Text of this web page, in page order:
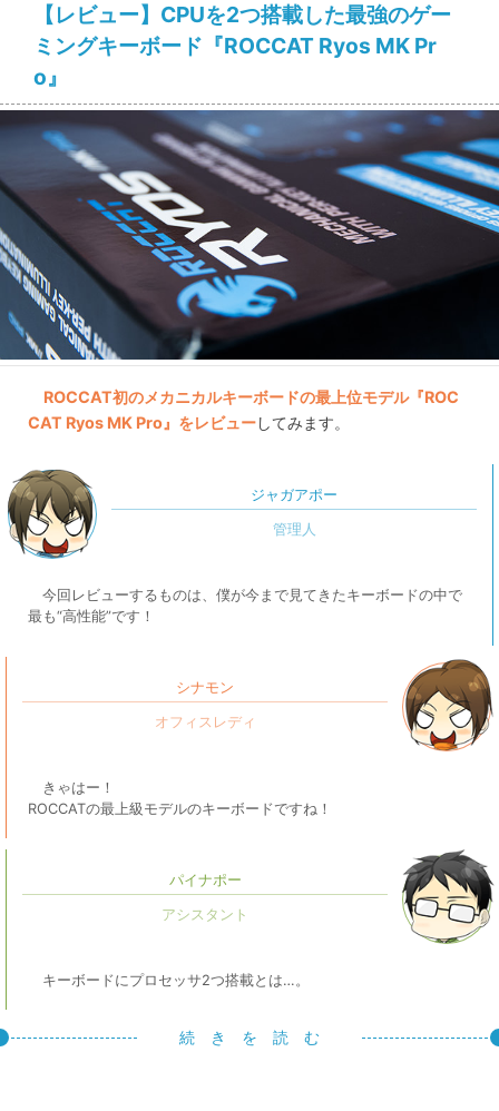
【レビュー】CPUを2つ搭載した最強のゲー
ミングキーボード『ROCCAT Ryos MK Pr
o』
ROCCAT初のメカニカルキーボードの最上位モデル『ROC
CAT Ryos MK Pro』をレビューしてみます。
ジャガアポー
今回レビューするものは、僕が今まで見てきたキーボードの中で
最も“高性能”です！
シナモン
きゃはー！
ROCCATの最上級モデルのキーボードですね！
パイナポー
キーボードにプロセッサ2つ搭載とは…。
続 き を 読 む